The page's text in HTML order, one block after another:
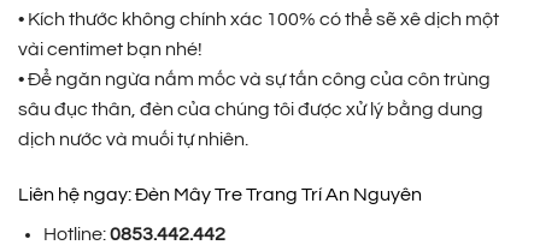
• Kích thước không chính xác 100% có thể sẽ xê dịch một
vài centimet bạn nhé!
• Để ngăn ngừa nấm mốc và sự tấn công của côn trùng
sâu đục thân, đèn của chúng tôi được xử lý bằng dung
dịch nước và muối tự nhiên.
Liên hệ ngay: Đèn Mây Tre Trang Trí An Nguyên
Hotline:0853.442.442